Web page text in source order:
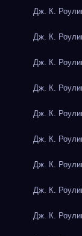
Дж. К.
Дж. К.
Дж. К.
Дж. К.
Дж. К.
Дж. К.
Дж. К.
Дж. К.
Дж. К.